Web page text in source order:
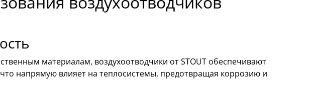
материалам, воздухоотводчики от STOUT обеспечивают
напрямую влияет на теплосистемы, предотвращая коррозию и